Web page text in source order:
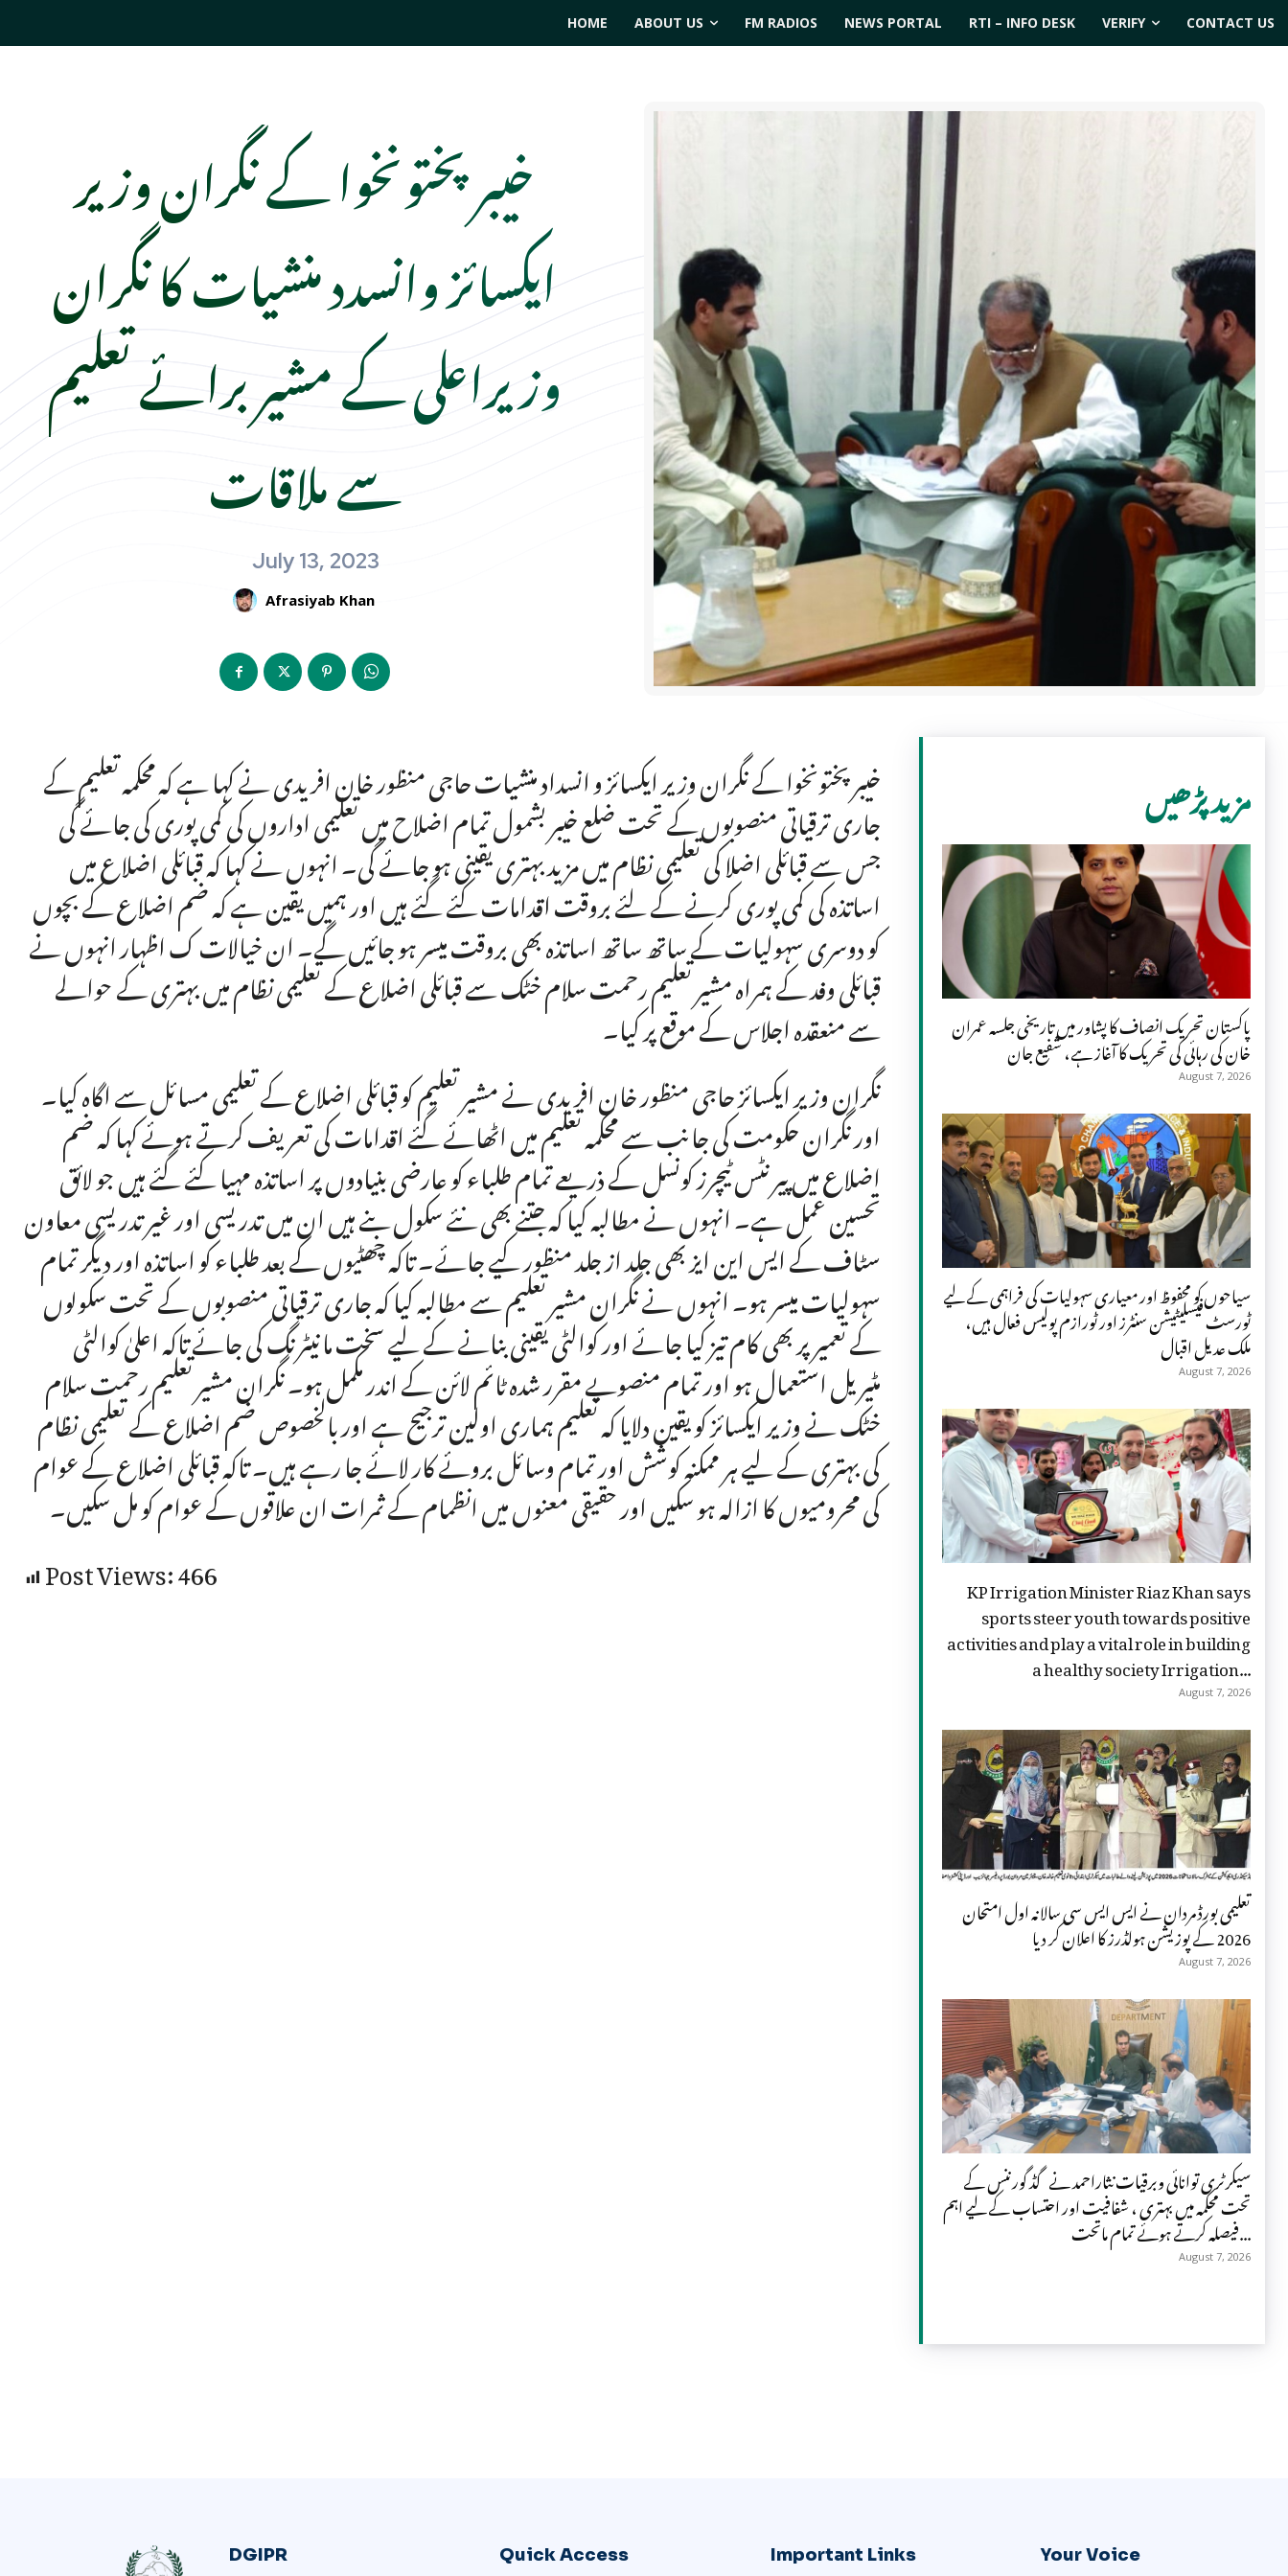
HOME ABOUT US FM RADIOS NEWS PORTAL RTI – INFO DESK VERIFY CONTACT US
خیبر پختونخوا کے نگران وزیر
ایکسائز وانسدد منشیات کا نگران
وزیراعلی کے مشیر برائے تعلیم
سے ملاقات
July 13, 2023
Afrasiyab Khan
خیبر پختونخوا کے نگران وزیر ایکسائز و انسداد منشیات حاجی منظور خان افریدی نے کہا ہے کہ محکمہ تعلیم کے
جاری ترقیاتی منصوبوں کے تحت ضلع خیبر بشمول تمام اضلاح میں تعلیمی اداروں کی کمی پوری کی جائے گی
جس سے قبائلی اضلا کی تعلیمی نظام میں مزید بہتری یقینی ہو جائے گی۔ انہوں نے کہا کہ قبائلی اضلاع میں
اساتذہ کی کمی پوری کرنے کے لئے بروقت اقدامات کئے گئے ہیں اور ہمیں یقین ہے کہ ضم اضلاع کے بچوں
کو دوسری سہولیات کے ساتھ ساتھ اساتذہ بھی بروقت میسر ہو جائیں گے۔ ان خیالات ک اظہار انہوں نے
قبائلی وفد کے ہمراہ مشیر تعلیم رحمت سلام خٹک سے قبائلی اضلاع کے تعلیمی نظام میں بہتری کے حوالے
سے منعقدہ اجلاس کے موقع پر کیا۔
نگران وزیر ایکسائز حاجی منظور خان افریدی نے مشیر تعلیم کو قبائلی اضلاع کے تعلیمی مسائل سے اگاہ کیا۔
اور نگران حکومت کی جانب سے محکمہ تعلیم میں اٹھائے گئے اقدامات کی تعریف کرتے ہوئے کہا کہ ضم
اضلاع میں پیرنٹس ٹیچرز کونسل کے ذریعے تمام طلباء کو عارضی بنیادوں پر اساتذہ مہیا کئے گئے ہیں جو لائق
تحسین عمل ہے۔ انہوں نے مطالبہ کیا کہ جتنے بھی نئے سکول بنے ہیں ان میں تدریسی اور غیر تدریسی معاون
سٹاف کے ایس این ایز بھی جلد از جلد منظور کیے جائے۔ تاکہ چھٹیوں کے بعد طلباء کو اساتذہ اور دیگر تمام
سہولیات میسر ہو۔ انہوں نے نگران مشیر تعلیم سے مطالبہ کیا کہ جاری ترقیاتی منصوبوں کے تحت سکولوں
کے تعمیر پر بھی کام تیز کیا جائے اور کوالٹی یقینی بنانے کے لیے سخت مانیٹرنگ کی جائے تاکہ اعلیٰ کوالٹی
مٹیریل استعمال ہو اور تمام منصوبے مقرر شدہ ٹائم لائن کے اندر مکمل ہو۔ نگران مشیر تعلیم رحمت سلام
خٹک نے وزیر ایکسائز کو یقین دلایا کہ تعلیم ہماری اولین ترجیح ہے اور بالخصوص ضم اضلاع کے تعلیمی نظام
کی بہتری کے لیے ہر ممکنہ کوشش اور تمام وسائل بروئے کار لائے جا رہے ہیں۔ تاکہ قبائلی اضلاع کے عوام
کی محرومیوں کا ازالہ ہو سکیں اور حقیقی معنوں میں انظمام کے ثمرات ان علاقوں کے عوام کو مل سکیں۔
Post Views:466
مزید پڑھیں
پاکستان تحریک انصاف کا پشاور میں تاریخی جلسہ عمران
خان کی رہائی کی تحریک کا آغاز ہے، شفیع جان
August 7, 2026
سیاحوں کو محفوظ اور معیاری سہولیات کی فراہمی کے لیے
ٹورسٹ فیسلیٹیشن سنٹرز اور ٹورازم پولیس فعال ہیں،
ملک عدیل اقبال
August 7, 2026
KP Irrigation Minister Riaz Khan says
sports steer youth towards positive
activities and play a vital role in building
a healthy society Irrigation...
August 7, 2026
تعلیمی بورڈ مردان نے ایس ایس سی سالانہ اول امتحان
2026 کے پوزیشن ہولڈرز کا اعلان کر دیا
August 7, 2026
سیکرٹری توانائی وبرقیات نثاراحمد نے گڈ گورننس کے
تحت محکمہ میں بہتری ، شفافیت اور احتساب کے لیے اہم
فیصلہ کرتے ہوئے تمام ماتحت...
August 7, 2026
DGIPR Quick Access Important Links Your Voice